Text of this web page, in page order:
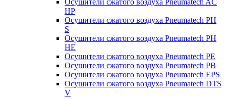
Осушители сжатого воздуха Pneumatech AC
HP
Осушители сжатого воздуха Pneumatech PH
S
Осушители сжатого воздуха Pneumatech PH
HE
Осушители сжатого воздуха Pneumatech PE
Осушители сжатого воздуха Pneumatech PB
Осушители сжатого воздуха Pneumatech EPS
Осушители сжатого воздуха Pneumatech DTS
V